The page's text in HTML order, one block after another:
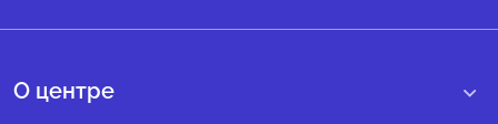
О центре